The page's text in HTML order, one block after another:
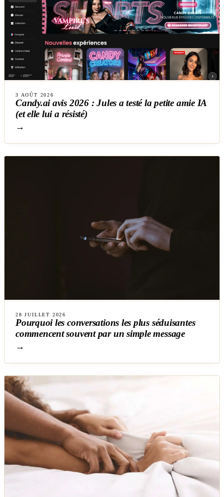
3 AOÛT 2026
Candy.ai avis 2026 : Jules a testé la petite amie IA
(et elle lui a résisté)
→
28 JUILLET 2026
Pourquoi les conversations les plus séduisantes
commencent souvent par un simple message
→